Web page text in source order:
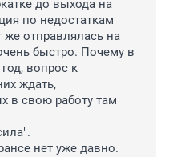
до выхода на
по недостаткам
же отправлялась на
быстро. Почему в
вопрос к
ждать,
в свою работу там
нет уже давно.